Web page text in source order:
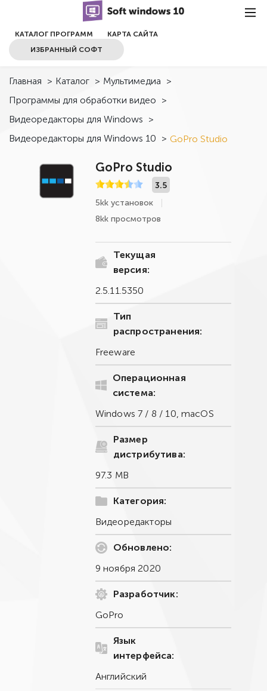
КАТАЛОГ ПРОГРАММ
КАРТА САЙТА
ИЗБРАННЫЙ СОФТ
Главная > Каталог > Мультимедиа >
Программы для обработки видео >
Видеоредакторы для Windows >
Видеоредакторы для Windows 10 > GoPro Studio
GoPro Studio
3.5
5kk установок
8kk просмотров
Текущая
версия:
2.5.11.5350
Тип
распространения:
Freeware
Операционная
система:
Windows 7 / 8 / 10, macOS
Размер
дистрибутива:
97.3 MB
Категория:
Видеоредакторы
Обновлено:
9 ноября 2020
Разработчик:
GoPro
Язык
интерфейса:
Английский